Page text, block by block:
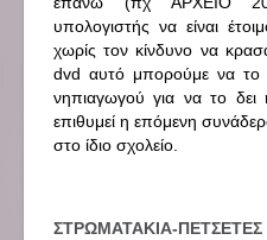
υπολογιστής να είναι
χωρίς τον κίνδυνο να
dvd αυτό μπορούμε να το
νηπιαγωγού για να το δει
επιθυμεί η επόμενη
στο ίδιο σχολείο.
ΣΤΡΩΜΑΤΑΚΙΑ-ΠΕΤΣΕΤΕΣ